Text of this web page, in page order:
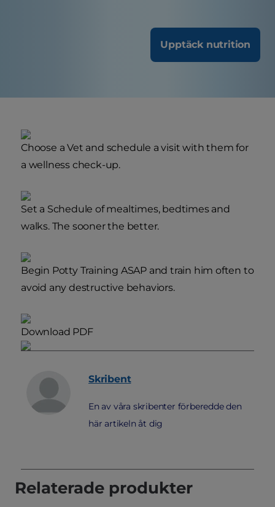
Upptäck nutrition
Choose a Vet and schedule a visit with them for
a wellness check-up.
Set a Schedule of mealtimes, bedtimes and
walks. The sooner the better.
Begin Potty Training ASAP and train him often to
avoid any destructive behaviors.
Download PDF
Skribent
En av våra skribenter förberedde den
här artikeln åt dig
Relaterade produkter